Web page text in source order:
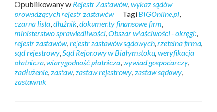
Opublikowany w Rejestr Zastawów,wykaz sądów
prowadzących rejestr zastawów
Tagi BIGOnline.pl,
czarna lista,dłużnik,dokumenty finansowe firm,
ministerstwo sprawiedliwości,Obszar właściwości - okręgi:,
rejestr zastawów,rejestr zastawów sądowych,rzetelna firma,
sąd rejestrowy,Sąd Rejonowy w Białymstoku,weryfikacja
płatnicza,wiarygodność płatnicza,wywiad gospodarczy,
zadłużenie,zastaw,zastaw rejestrowy,zastaw sądowy,
zastawnik